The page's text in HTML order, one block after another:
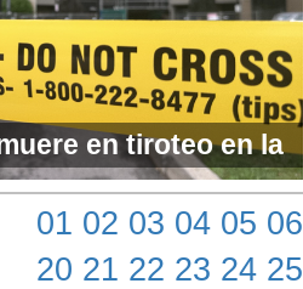
en tiroteo en la
con el tiroteo en
UU.
01 02 03 04 05 06
20 21 22 23 24 25